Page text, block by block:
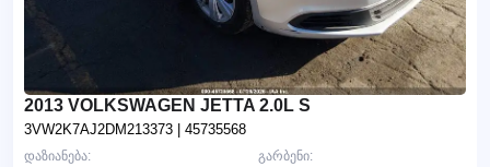
2013 VOLKSWAGEN JETTA 2.0L S
3VW2K7AJ2DM213373 | 45735568
გარბენი:
დაზიანება: